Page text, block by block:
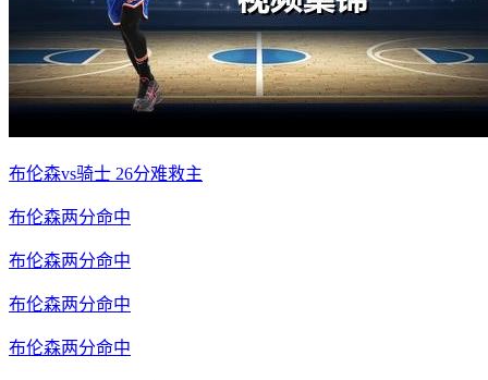
布伦森vs骑士 26分难救主
布伦森两分命中
布伦森两分命中
布伦森两分命中
布伦森两分命中